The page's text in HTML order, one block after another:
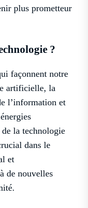
plus prometteur
?
façonnent notre
artificielle, la
l’information et
la technologie
dans le
et
de nouvelles